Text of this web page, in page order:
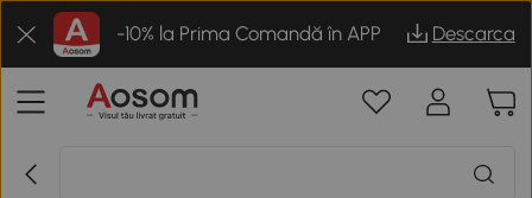
-10% la Prima Comandă în APP Descarca